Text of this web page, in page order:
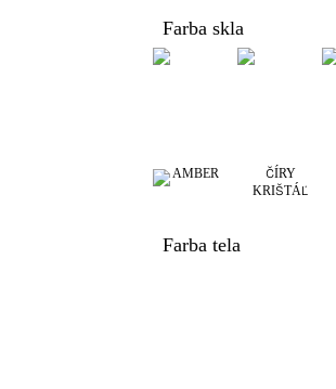
Farba skla
AMBER
ČÍRY
KRIŠTÁĽ
Farba tela